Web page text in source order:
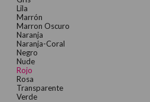
Lila
Marrón
Marron Oscuro
Naranja
Naranja-Coral
Negro
Nude
Rojo
Rosa
Transparente
Verde